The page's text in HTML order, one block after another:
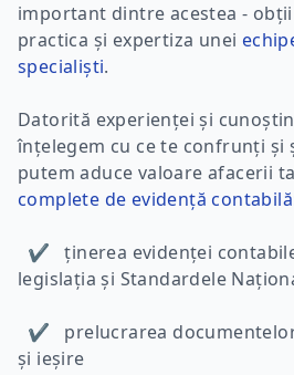
important dintre acestea -
practica și expertiza unei
specialiști.
Datorită experienței și
înțelegem cu ce te confrunți și
putem aduce valoare afacerii
complete de evidență contabilă
✔ ținerea evidenței
legislația și Standardele
✔ prelucrarea
și ieșire